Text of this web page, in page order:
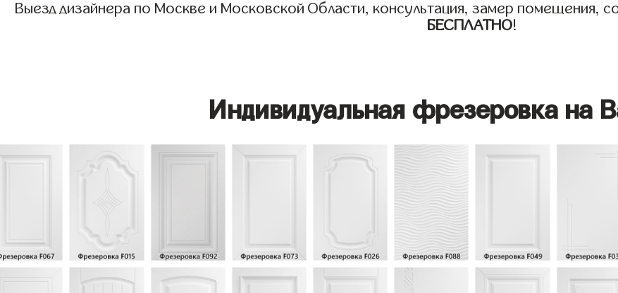
Выезд дизайнера по Москве и Московской Области, консультация, замер помещения,
БЕСПЛАТНО!
Индивидуальная фрезеровка на